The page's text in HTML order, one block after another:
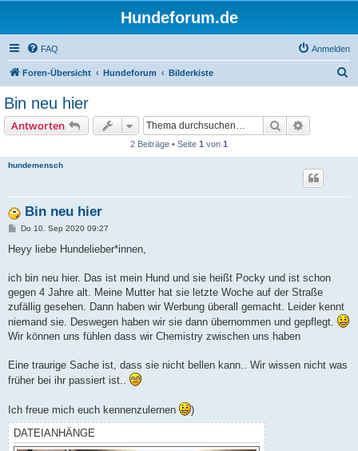
Hundeforum.de
FAQ Anmelden
Foren-Übersicht Hundeforum Bilderkiste
Bin neu hier
Antworten Suche
2 Beiträge • Seite 1 von 1
hundemensch
Bin neu hier
B
i
a
Do 10. Sep 2020 09:27
Heyy liebe Hundelieber*innen,
ich bin neu hier. Das ist mein Hund und sie heißt Pocky und ist schon
gegen 4 Jahre alt. Meine Mutter hat sie letzte Woche auf der Straße
zufällig gesehen. Dann haben wir Werbung überall gemacht. Leider kennt
niemand sie. Deswegen haben wir sie dann übernommen und gepflegt.
Wir können uns fühlen dass wir Chemistry zwischen uns haben
Eine traurige Sache ist, dass sie nicht bellen kann.. Wir wissen nicht was
früher bei ihr passiert ist..
Ich freue mich euch kennenzulernen
)
DATEIANHÄNGE